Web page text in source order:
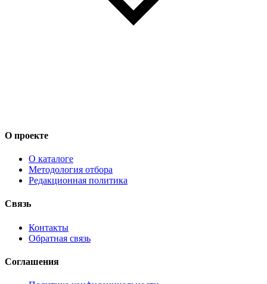
О проекте
О каталоге
Методология отбора
Редакционная политика
Связь
Контакты
Обратная связь
Соглашения